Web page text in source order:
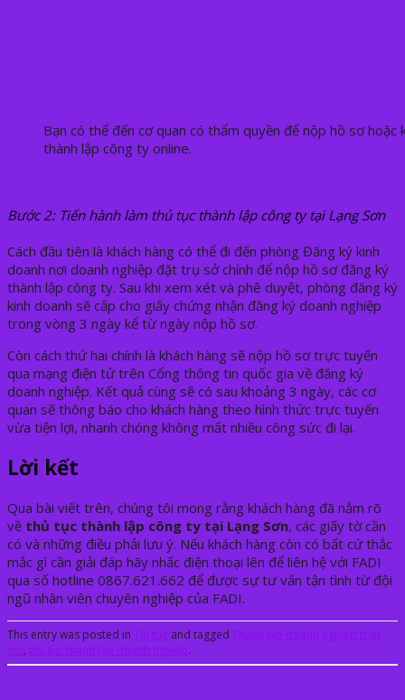
Bạn có thể đến cơ quan có thẩm quyền để nộp hồ sơ hoặc
thành lập công ty online.
Bước 2: Tiến hành làm thủ tục thành lập công ty tại Lạng Sơn
Cách đầu tiên là khách hàng có thể đi đến phòng Đăng ký kinh
doanh nơi doanh nghiệp đặt trụ sở chính để nộp hồ sơ đăng ký
thành lập công ty. Sau khi xem xét và phê duyệt, phòng đăng ký
kinh doanh sẽ cấp cho giấy chứng nhận đăng ký doanh nghiệp
trong vòng 3 ngày kể từ ngày nộp hồ sơ.
Còn cách thứ hai chính là khách hàng sẽ nộp hồ sơ trực tuyến
qua mạng điện tử trên Cổng thông tin quốc gia về đăng ký
doanh nghiệp. Kết quả cùng sẽ có sau khoảng 3 ngày, các cơ
quan sẽ thông báo cho khách hàng theo hình thức trực tuyến
vừa tiện lợi, nhanh chóng không mất nhiều công sức đi lại.
Lời kết
Qua bài viết trên, chúng tôi mong rằng khách hàng đã nắm rõ
về thủ tục thành lập công ty tại Lạng Sơn, các giấy tờ cần
có và những điều phải lưu ý. Nếu khách hàng còn có bất cứ thắc
mắc gì cần giải đáp hãy nhấc điện thoại lên để liên hệ với FADI
qua số hotline 0867.621.662 để được sự tư vấn tận tình từ đội
ngũ nhân viên chuyên nghiệp của FADI.
This entry was posted in Tin tức and tagged Thành lập doanh nghiệp trọn
gói, thủ tục thành lập doanh nghiệp.